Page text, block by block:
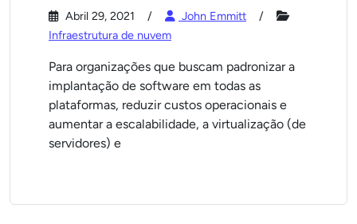
Abril 29, 2021
John Emmitt
Infraestrutura de nuvem
Para organizações que buscam padronizar a
implantação de software em todas as
plataformas, reduzir custos operacionais e
aumentar a escalabilidade, a virtualização (de
servidores) e